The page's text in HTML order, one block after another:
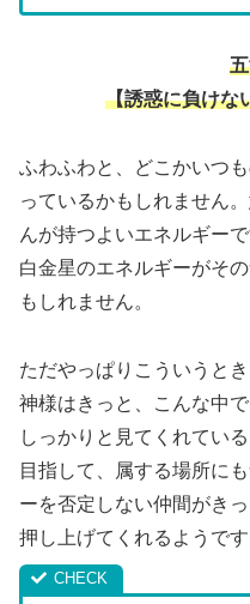
【誘惑に負けな
ふわふわと、どこかいつ
っているかもしれません
んが持つよいエネルギー
白金星のエネルギーがそ
もしれません。
ただやっぱりこういうと
神様はきっと、こんな中
しっかりと見てくれてい
目指して、属する場所に
ーを否定しない仲間がき
押し上げてくれるようです